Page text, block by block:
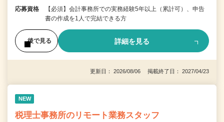
応募資格
【必須】会計事務所での実務経験5年以上（累計可）、申告
書の作成を1人で完結できる方
後で見る 詳細を見る
更新日： 2026/08/06 掲載終了日： 2027/04/23
NEW
税理士事務所のリモート業務スタッフ